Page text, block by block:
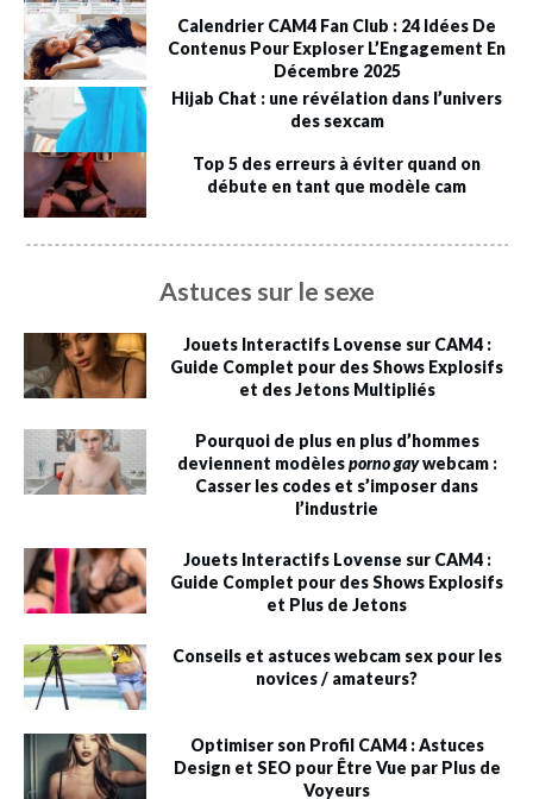
Calendrier CAM4 Fan Club : 24 Idées De
Contenus Pour Exploser L’Engagement En
Décembre 2025
Hijab Chat : une révélation dans l’univers
des sexcam
Top 5 des erreurs à éviter quand on
débute en tant que modèle cam
Astuces sur le sexe
Jouets Interactifs Lovense sur CAM4 :
Guide Complet pour des Shows Explosifs
et des Jetons Multipliés
Pourquoi de plus en plus d’hommes
deviennent modèlesporno gaywebcam :
Casser les codes et s’imposer dans
l’industrie
Jouets Interactifs Lovense sur CAM4 :
Guide Complet pour des Shows Explosifs
et Plus de Jetons
Conseils et astuces webcam sex pour les
novices / amateurs?
Optimiser son Profil CAM4 : Astuces
Design et SEO pour Être Vue par Plus de
Voyeurs